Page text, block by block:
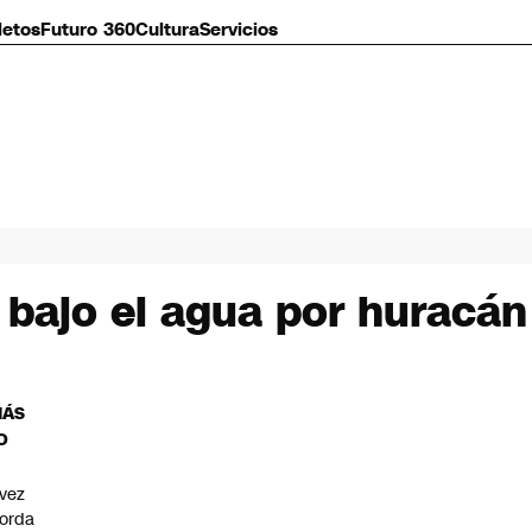
Futuro 360CulturaServicios
el agua por